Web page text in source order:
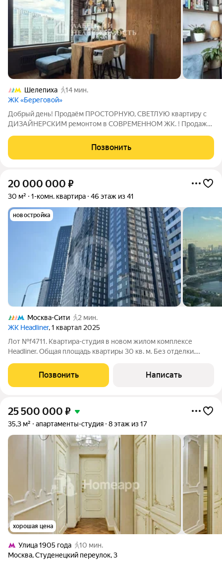
Шелепиха
14 мин.
ЖК «Береговой»
Добрый день! Продаём ПРОСТОРНУЮ, СВЕТЛУЮ квартиру с
ДИЗАЙНЕРСКИМ ремонтом в СОВРЕМЕННОМ ЖК. ! Продажа
сопроводим Вашу сделку, деятельность нашего агентства
Позвонить
20 000 000 ₽
30 м² 1-комн. квартира 46 этаж из 41
новостройка
Москва-Сити
2 мин.
ЖК Headliner, 1 квартал 2025
Лот №f4711. Квартира-студия в новом жилом комплексе
Headliner. Общая площадь квартиры 30 кв. м. Без отделки.
у. Квартира расположена в 6 корпусе (3 очередь
строительства). Участник
Позвонить Написать
25 500 000 ₽
35,3 м² апартаменты-студия 8 этаж из 17
хорошая цена
Улица 1905 года
10 мин.
Москва,Студенецкий переулок,3